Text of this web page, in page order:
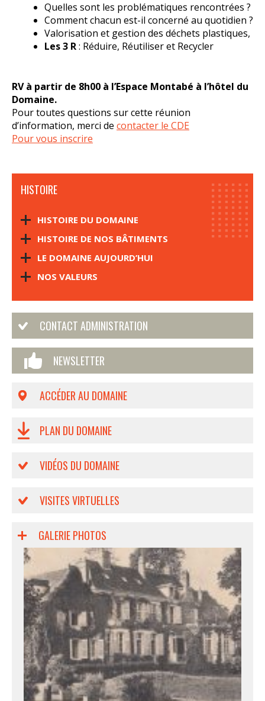
Quelles sont les problématiques rencontrées ?
Comment chacun est-il concerné au quotidien ?
Valorisation et gestion des déchets plastiques,
Les 3 R: Réduire, Réutiliser et Recycler
RV à partir de 8h00 à l’Espace Montabé à l’hôtel du
Domaine.
Pour toutes questions sur cette réunion
d’information, merci de contacter le CDE
Pour vous inscrire
HISTOIRE
HISTOIRE DU DOMAINE
HISTOIRE DE NOS BÂTIMENTS
LE DOMAINE AUJOURD’HUI
NOS VALEURS
CONTACT ADMINISTRATION
NEWSLETTER
ACCÉDER AU DOMAINE
PLAN DU DOMAINE
VIDÉOS DU DOMAINE
VISITES VIRTUELLES
GALERIE PHOTOS